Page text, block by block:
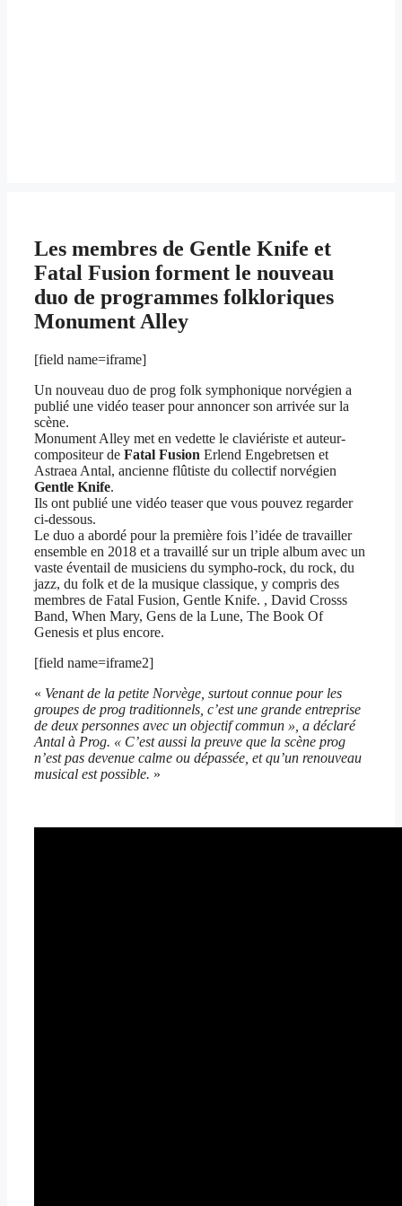
Les membres de Gentle Knife et
Fatal Fusion forment le nouveau
duo de programmes folkloriques
Monument Alley
[field name=iframe]
Un nouveau duo de prog folk symphonique norvégien a
publié une vidéo teaser pour annoncer son arrivée sur la
scène.
Monument Alley met en vedette le claviériste et auteur-
compositeur de Fatal Fusion Erlend Engebretsen et
Astraea Antal, ancienne flûtiste du collectif norvégien
Gentle Knife.
Ils ont publié une vidéo teaser que vous pouvez regarder
ci-dessous.
Le duo a abordé pour la première fois l’idée de travailler
ensemble en 2018 et a travaillé sur un triple album avec un
vaste éventail de musiciens du sympho-rock, du rock, du
jazz, du folk et de la musique classique, y compris des
membres de Fatal Fusion, Gentle Knife. , David Crosss
Band, When Mary, Gens de la Lune, The Book Of
Genesis et plus encore.
[field name=iframe2]
« Venant de la petite Norvège, surtout connue pour les
groupes de prog traditionnels, c’est une grande entreprise
de deux personnes avec un objectif commun », a déclaré
Antal à Prog. « C’est aussi la preuve que la scène prog
n’est pas devenue calme ou dépassée, et qu’un renouveau
musical est possible. »